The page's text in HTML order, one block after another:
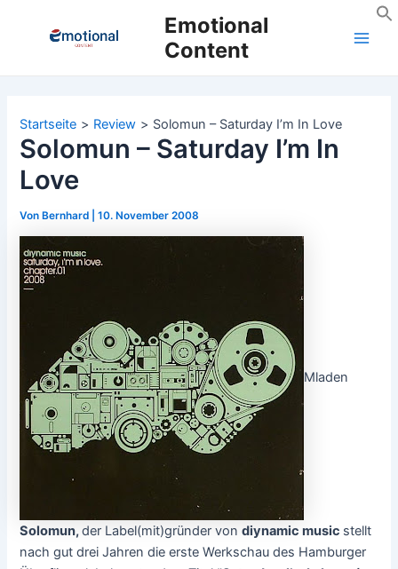
Emotional
Content
Startseite Review Solomun – Saturday I’m In Love
Solomun – Saturday I’m In
Love
Von Bernhard |10. November 2008
Mladen
Solomun,der Label(mit)gründer vondiynamic music stellt
nach gut drei Jahren die erste Werkschau des Hamburger